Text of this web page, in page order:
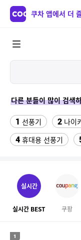
쿠차 앱에서 더
다른 분들이 많이 검색
1 선풍기 2 나이
4 휴대용 선풍기
10 한일전기이동식에
12 달바 세럼 160
14 여성실내수영복
실시간
실시간 BEST 쿠팡
1